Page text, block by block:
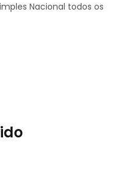
Nacional todos os